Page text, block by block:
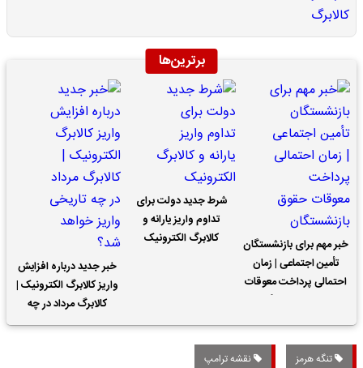
برترین‌ها
خبر مهم برای بازنشستگان
تأمین اجتماعی | زمان
احتمالی پرداخت معوقات
شرط جدید دولت برای
تداوم واریز یارانه و
کالابرگ الکترونیک
خبر جدید درباره افزایش
واریز کالابرگ الکترونیک |
کالابرگ مرداد در چه
تاریخی واریز خواهد شد؟
تنگه هرمز نقشه ترامپ